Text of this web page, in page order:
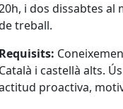
i dos dissabtes al
treball.
Requisits:
Català i castellà alts.
proactiva,